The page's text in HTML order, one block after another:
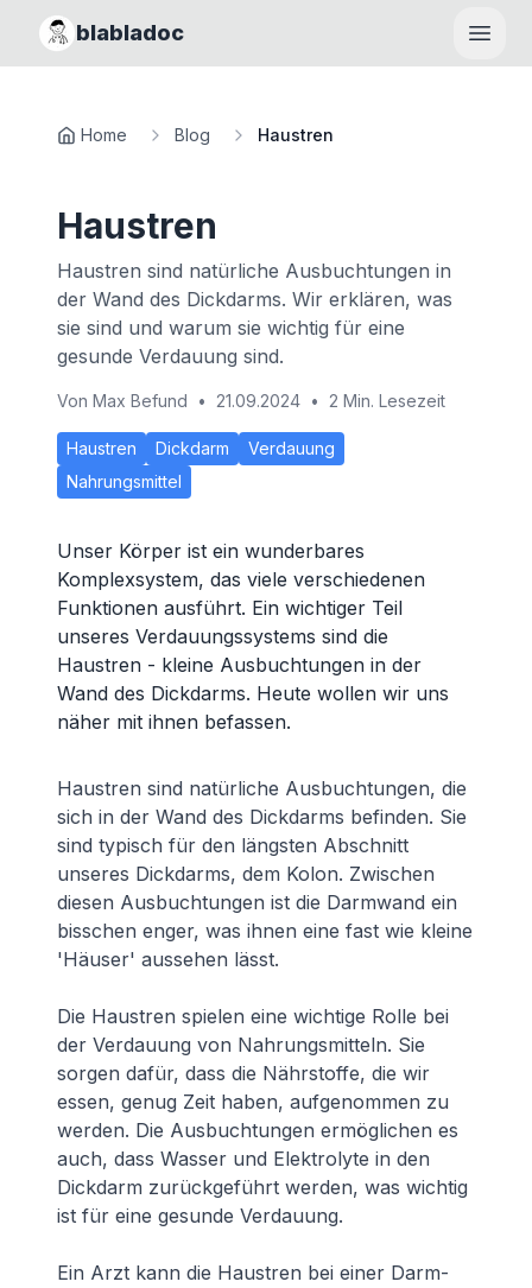
blabladoc
Home Blog Haustren
Haustren
Haustren sind natürliche Ausbuchtungen in
der Wand des Dickdarms. Wir erklären, was
sie sind und warum sie wichtig für eine
gesunde Verdauung sind.
Von Max Befund • 21.09.2024 • 2 Min. Lesezeit
Haustren Dickdarm
Verdauung
Nahrungsmittel
Unser Körper ist ein wunderbares
Komplexsystem, das viele verschiedenen
Funktionen ausführt. Ein wichtiger Teil
unseres Verdauungssystems sind die
Haustren - kleine Ausbuchtungen in der
Wand des Dickdarms. Heute wollen wir uns
näher mit ihnen befassen.
Haustren sind natürliche Ausbuchtungen, die
sich in der Wand des Dickdarms befinden. Sie
sind typisch für den längsten Abschnitt
unseres Dickdarms, dem Kolon. Zwischen
diesen Ausbuchtungen ist die Darmwand ein
bisschen enger, was ihnen eine fast wie kleine
'Häuser' aussehen lässt.
Die Haustren spielen eine wichtige Rolle bei
der Verdauung von Nahrungsmitteln. Sie
sorgen dafür, dass die Nährstoffe, die wir
essen, genug Zeit haben, aufgenommen zu
werden. Die Ausbuchtungen ermöglichen es
auch, dass Wasser und Elektrolyte in den
Dickdarm zurückgeführt werden, was wichtig
ist für eine gesunde Verdauung.
Ein Arzt kann die Haustren bei einer Darm-